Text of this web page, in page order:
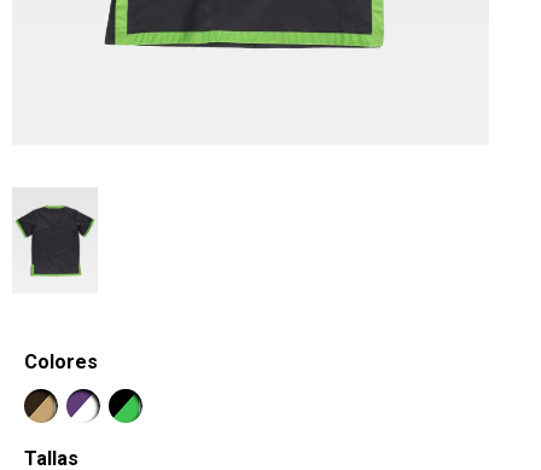
Colores
Tallas